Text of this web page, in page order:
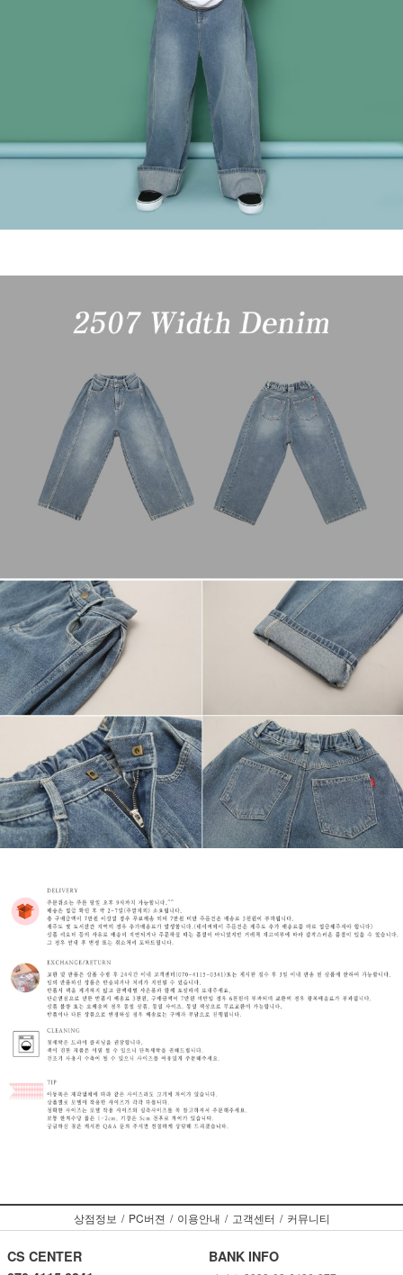
상점정보 / PC버젼 / 이용안내 / 고객센터 / 커뮤니티
CS CENTER
BANK INFO